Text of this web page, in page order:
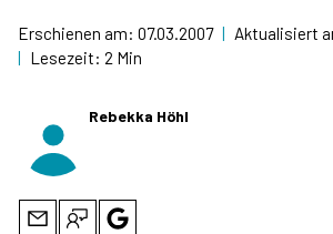
Erschienen am: 07.03.2007 | Aktualisiert
| Lesezeit: 2 Min
Rebekka Höhl